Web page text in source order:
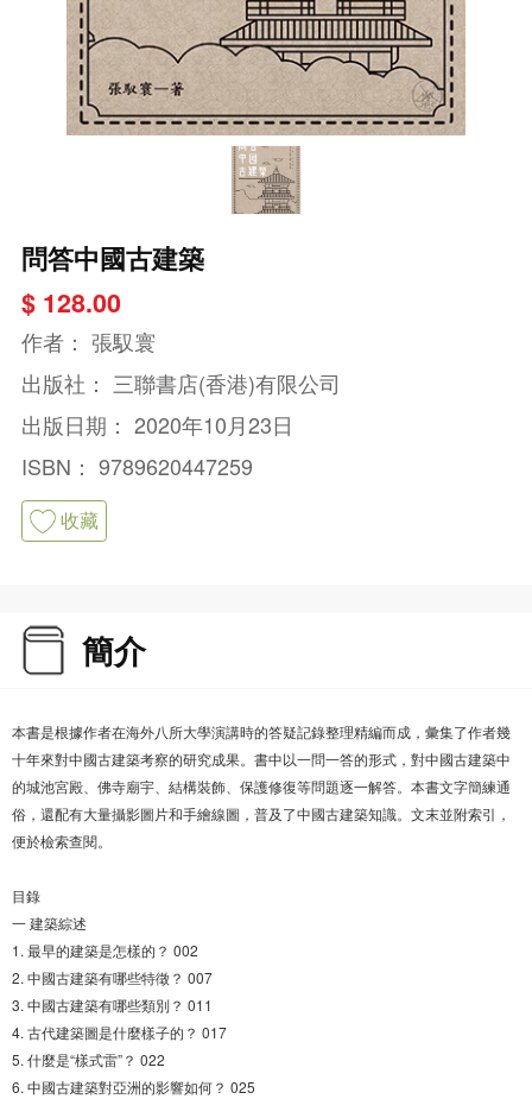
問答中國古建築
$ 128.00
作者： 張馭寰
出版社： 三聯書店(香港)有限公司
出版日期： 2020年10月23日
ISBN： 9789620447259
收藏
簡介
本書是根據作者在海外八所大學演講時的答疑記錄整理精編而成，彙集了作者幾
十年來對中國古建築考察的研究成果。書中以一問一答的形式，對中國古建築中
的城池宮殿、佛寺廟宇、結構裝飾、保護修復等問題逐一解答。本書文字簡練通
俗，還配有大量攝影圖片和手繪線圖，普及了中國古建築知識。文末並附索引，
便於檢索查閱。
目錄
一 建築綜述
1. 最早的建築是怎樣的？ 002
2. 中國古建築有哪些特徵？ 007
3. 中國古建築有哪些類別？ 011
4. 古代建築圖是什麼樣子的？ 017
5. 什麼是“樣式雷”？ 022
6. 中國古建築對亞洲的影響如何？ 025